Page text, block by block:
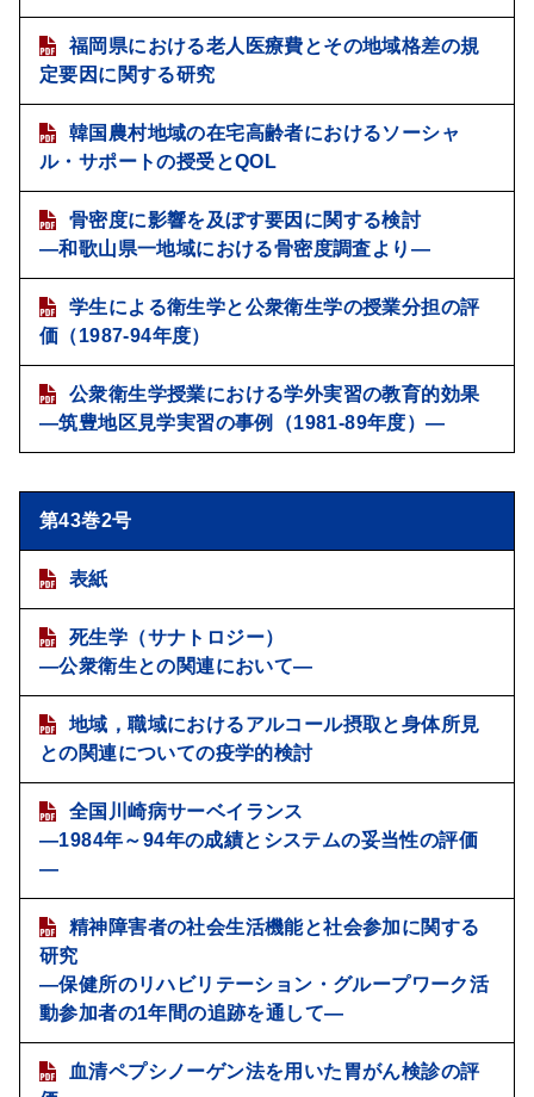
福岡県における老人医療費とその地域格差の規
定要因に関する研究
韓国農村地域の在宅高齢者におけるソーシャ
ル・サポートの授受とQOL
骨密度に影響を及ぼす要因に関する検討
―和歌山県一地域における骨密度調査より―
学生による衛生学と公衆衛生学の授業分担の評
価（1987-94年度）
公衆衛生学授業における学外実習の教育的効果
―筑豊地区見学実習の事例（1981-89年度）―
第43巻2号
表紙
死生学（サナトロジー）
―公衆衛生との関連において―
地域，職域におけるアルコール摂取と身体所見
との関連についての疫学的検討
全国川崎病サーベイランス
―1984年～94年の成績とシステムの妥当性の評価
―
精神障害者の社会生活機能と社会参加に関する
研究
―保健所のリハビリテーション・グループワーク活
動参加者の1年間の追跡を通して―
血清ペプシノーゲン法を用いた胃がん検診の評